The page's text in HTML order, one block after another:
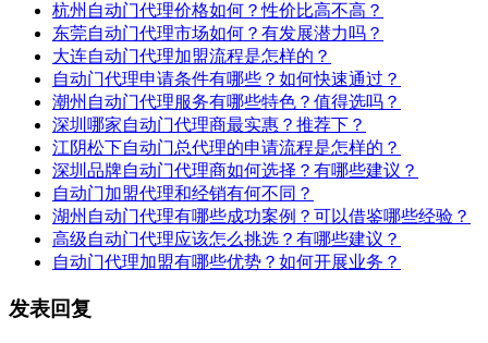
杭州自动门代理价格如何？性价比高不高？
东莞自动门代理市场如何？有发展潜力吗？
大连自动门代理加盟流程是怎样的？
自动门代理申请条件有哪些？如何快速通过？
潮州自动门代理服务有哪些特色？值得选吗？
深圳哪家自动门代理商最实惠？推荐下？
江阴松下自动门总代理的申请流程是怎样的？
深圳品牌自动门代理商如何选择？有哪些建议？
自动门加盟代理和经销有何不同？
湖州自动门代理有哪些成功案例？可以借鉴哪些经验？
高级自动门代理应该怎么挑选？有哪些建议？
自动门代理加盟有哪些优势？如何开展业务？
发表回复